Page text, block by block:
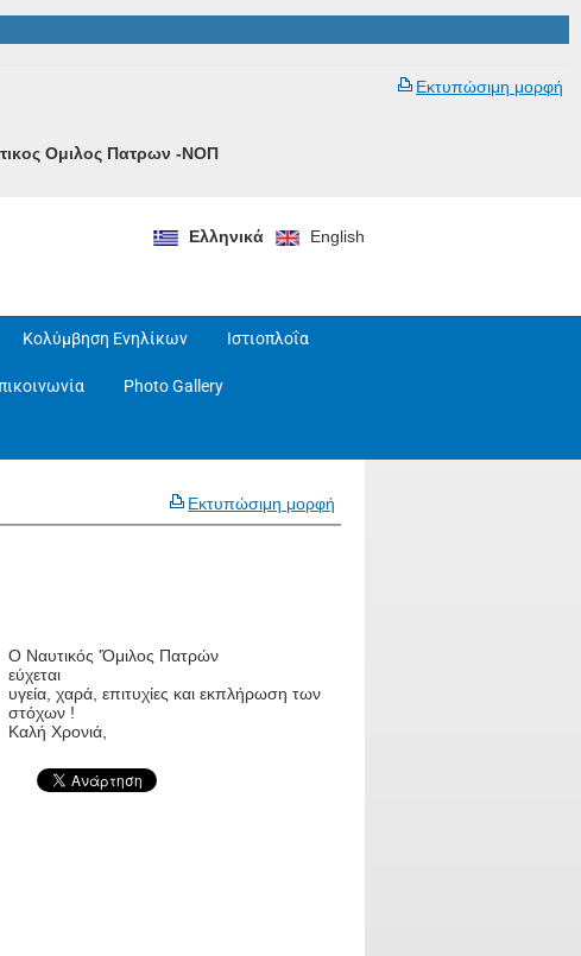
Ομιλος Πατρων -ΝΟΠ
Εκτυπώσιμη μορφή
Ελληνικά English
Κολύμβηση Ενηλίκων Ιστιοπλοΐα
Photo Gallery
Εκτυπώσιμη μορφή
Ο Ναυτικός 'Όμιλος Πατρών
εύχεται
υγεία, χαρά, επιτυχίες και εκπλήρωση των
στόχων !
Καλή Χρονιά,